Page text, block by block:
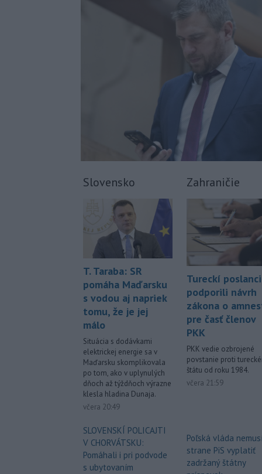
Slovensko
T. Taraba: SR
pomáha Maďarsku
s vodou aj napriek
tomu, že je jej
málo
Situácia s dodávkami
elektrickej energie sa v
Maďarsku skomplikovala
po tom, ako v uplynulých
dňoch až týždňoch výrazne
klesla hladina Dunaja.
včera 20:49
SLOVENSKÍ POLICAJTI
V CHORVÁTSKU:
Pomáhali i pri podvode
s ubytovaním
Zahraničie
Tureckí poslanci
podporili návrh
zákona o
pre časť členov
PKK
PKK vedie ozbrojené
povstanie proti
štátu od roku 1984.
včera 21:59
Poľská vláda
strane PiS vyplatiť
zadržaný štátny